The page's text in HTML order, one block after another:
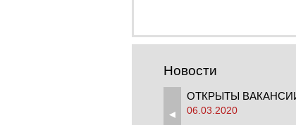
Новости
◄
ОТКРЫТЫ
06.03.2020